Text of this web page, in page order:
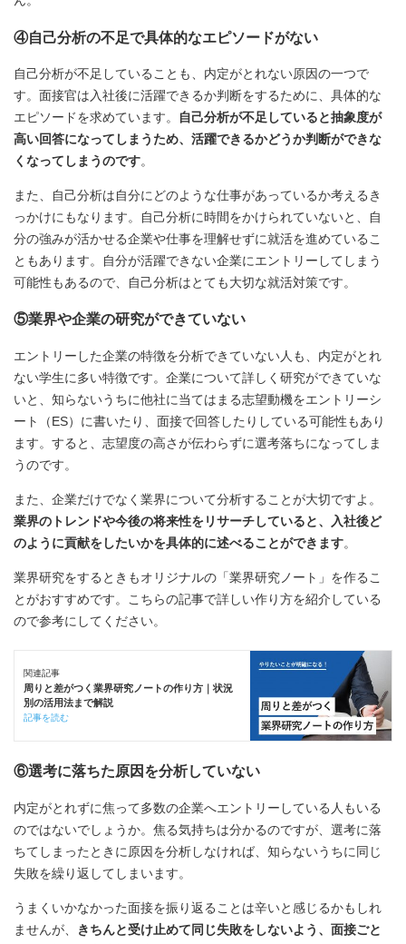
④自己分析の不足で具体的なエピソードがない
自己分析が不足していることも、内定がとれない原因の一つで
す。面接官は入社後に活躍できるか判断をするために、具体的な
エピソードを求めています。
自己分析が不足していると抽象度が
高い回答になってしまうため、活躍できるかどうか判断ができな
くなってしまうのです。
また、自己分析は自分にどのような仕事があっているか考えるき
っかけにもなります。自己分析に時間をかけられていないと、自
分の強みが活かせる企業や仕事を理解せずに就活を進めているこ
ともあります。自分が活躍できない企業にエントリーしてしまう
可能性もあるので、自己分析はとても大切な就活対策です。
⑤業界や企業の研究ができていない
エントリーした企業の特徴を分析できていない人も、内定がとれ
ない学生に多い特徴です。企業について詳しく研究ができていな
いと、知らないうちに他社に当てはまる志望動機をエントリーシ
ート（ES）に書いたり、面接で回答したりしている可能性もあり
ます。すると、志望度の高さが伝わらずに選考落ちになってしま
うのです。
また、企業だけでなく業界について分析することが大切ですよ。
業界のトレンドや今後の将来性をリサーチしていると、入社後ど
のように貢献をしたいかを具体的に述べることができます。
業界研究をするときもオリジナルの「業界研究ノート」を作るこ
とがおすすめです。こちらの記事で詳しい作り方を紹介している
ので参考にしてください。
関連記事
周りと差がつく業界研究ノートの作り方｜状況
別の活用法まで解説
記事を読む
⑥選考に落ちた原因を分析していない
内定がとれずに焦って多数の企業へエントリーしている人もいる
のではないでしょうか。焦る気持ちは分かるのですが、選考に落
ちてしまったときに原因を分析しなければ、知らないうちに同じ
失敗を繰り返してしまいます。
うまくいかなかった面接を振り返ることは辛いと感じるかもしれ
ませんが、
きちんと受け止めて同じ失敗をしないよう、面接ごと